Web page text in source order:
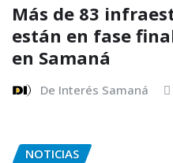
Más de 83
están en fase
en Samaná
De Interés Samaná
NOTICIAS